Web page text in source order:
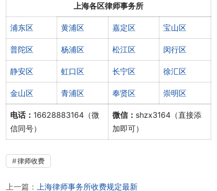
上海各区律师事务所
浦东区 黄浦区 嘉定区 宝山区
普陀区 杨浦区 松江区 闵行区
静安区 虹口区 长宁区 徐汇区
金山区 青浦区 奉贤区 崇明区
电话： 16628883164（微
信同号）
微信： shzx3164（直接添
加即可）
律师收费
上一篇：
上海律师事务所收费规定最新